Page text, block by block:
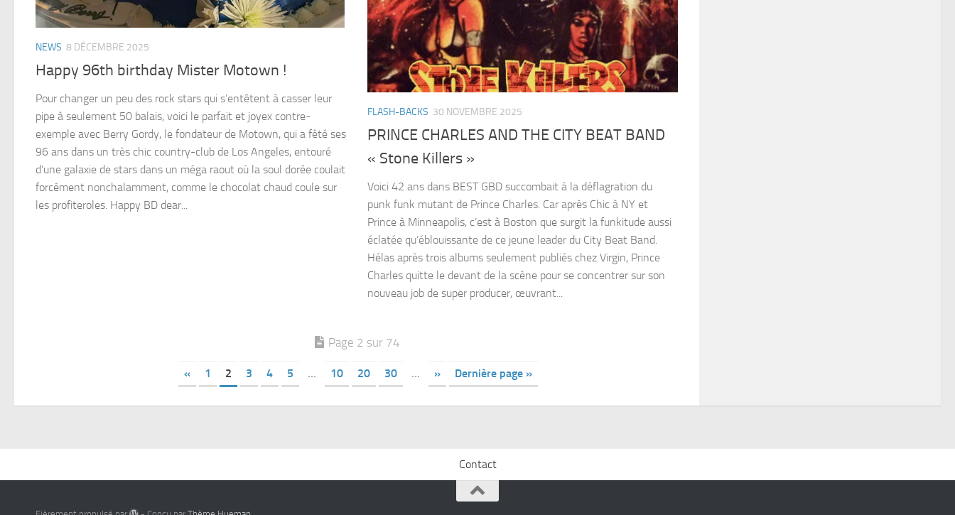
NEWS 8 DÉCEMBRE 2025
Happy 96th birthday Mister Motown !
Pour changer un peu des rock stars qui s’entêtent à casser leur
pipe à seulement 50 balais, voici le parfait et joyex contre-
exemple avec Berry Gordy, le fondateur de Motown, qui a fêté ses
96 ans dans un très chic country-club de Los Angeles, entouré
d’une galaxie de stars dans un méga raout où la soul dorée coulait
forcément nonchalamment, comme le chocolat chaud coule sur
les profiteroles. Happy BD dear...
FLASH-BACKS 30 NOVEMBRE 2025
PRINCE CHARLES AND THE CITY BEAT BAND
« Stone Killers »
Voici 42 ans dans BEST GBD succombait à la déflagration du
punk funk mutant de Prince Charles. Car après Chic à NY et
Prince à Minneapolis, c’est à Boston que surgit la funkitude aussi
éclatée qu’éblouissante de ce jeune leader du City Beat Band.
Hélas après trois albums seulement publiés chez Virgin, Prince
Charles quitte le devant de la scène pour se concentrer sur son
nouveau job de super producer, œuvrant...
Page 2 sur 74
« 1 2 3 4 5 … 10 20 30 … » Dernière page »
Contact